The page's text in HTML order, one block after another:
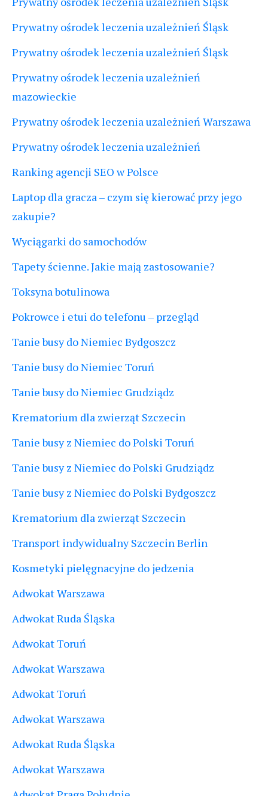
Prywatny ośrodek leczenia uzależnień Śląsk
Prywatny ośrodek leczenia uzależnień Śląsk
Prywatny ośrodek leczenia uzależnień
mazowieckie
Prywatny ośrodek leczenia uzależnień Warszawa
Prywatny ośrodek leczenia uzależnień
Ranking agencji SEO w Polsce
Laptop dla gracza – czym się kierować przy jego
zakupie?
Wyciągarki do samochodów
Tapety ścienne. Jakie mają zastosowanie?
Toksyna botulinowa
Pokrowce i etui do telefonu – przegląd
Tanie busy do Niemiec Bydgoszcz
Tanie busy do Niemiec Toruń
Tanie busy do Niemiec Grudziądz
Krematorium dla zwierząt Szczecin
Tanie busy z Niemiec do Polski Toruń
Tanie busy z Niemiec do Polski Grudziądz
Tanie busy z Niemiec do Polski Bydgoszcz
Krematorium dla zwierząt Szczecin
Transport indywidualny Szczecin Berlin
Kosmetyki pielęgnacyjne do jedzenia
Adwokat Warszawa
Adwokat Ruda Śląska
Adwokat Toruń
Adwokat Warszawa
Adwokat Toruń
Adwokat Warszawa
Adwokat Ruda Śląska
Adwokat Warszawa